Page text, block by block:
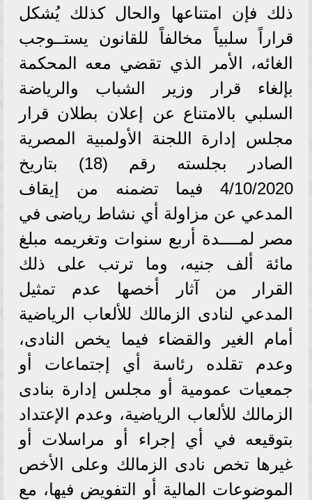
ذلك فإن امتناعها والحال كذلك يُشكل
قراراً سلبياً مخالفاً للقانون يستــوجب
الغائه، الأمر الذي تقضي معه المحكمة
بإلغاء قرار وزير الشباب والرياضة
السلبي بالامتناع عن إعلان بطلان قرار
مجلس إدارة اللجنة الأولمبية المصرية
الصادر بجلسته رقم (18) بتاريخ
4/10/2020 فيما تضمنه من إيقاف
المدعي عن مزاولة أي نشاط رياضى في
مصر لمــــدة أربع سنوات وتغريمه مبلغ
مائة ألف جنيه، وما ترتب على ذلك
القرار من آثار أخصها عدم تمثيل
المدعي لنادى الزمالك للألعاب الرياضية
أمام الغير والقضاء فيما يخص النادى،
وعدم تقلده رئاسة أي إجتماعات أو
جمعيات عمومية أو مجلس إدارة بنادى
الزمالك للألعاب الرياضية، وعدم الإعتداد
بتوقيعه في أي إجراء أو مراسلات أو
غيرها تخص نادى الزمالك وعلى الأخص
الموضوعات المالية أو التفويض فيها، مع